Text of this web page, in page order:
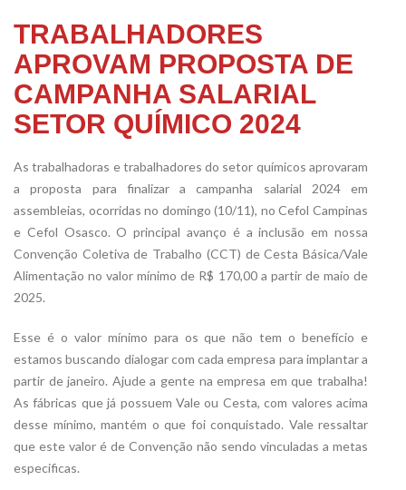
TRABALHADORES
APROVAM PROPOSTA DE
CAMPANHA SALARIAL
SETOR QUÍMICO 2024
As trabalhadoras e trabalhadores do setor químicos aprovaram
a proposta para finalizar a campanha salarial 2024 em
assembleias, ocorridas no domingo (10/11), no Cefol Campinas
e Cefol Osasco. O principal avanço é a inclusão em nossa
Convenção Coletiva de Trabalho (CCT) de Cesta Básica/Vale
Alimentação no valor mínimo de R$ 170,00 a partir de maio de
2025.
Esse é o valor mínimo para os que não tem o benefício e
estamos buscando dialogar com cada empresa para implantar a
partir de janeiro. Ajude a gente na empresa em que trabalha!
As fábricas que já possuem Vale ou Cesta, com valores acima
desse mínimo, mantém o que foi conquistado. Vale ressaltar
que este valor é de Convenção não sendo vinculadas a metas
especificas.